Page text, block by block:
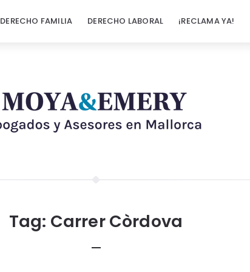
DERECHO FAMILIA DERECHO LABORAL ¡RECLAMA YA!
Tag: Carrer Còrdova